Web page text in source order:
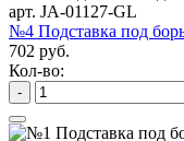
арт. JA-01127-GL
№4 Подставка под
702 руб.
Кол-во:
-